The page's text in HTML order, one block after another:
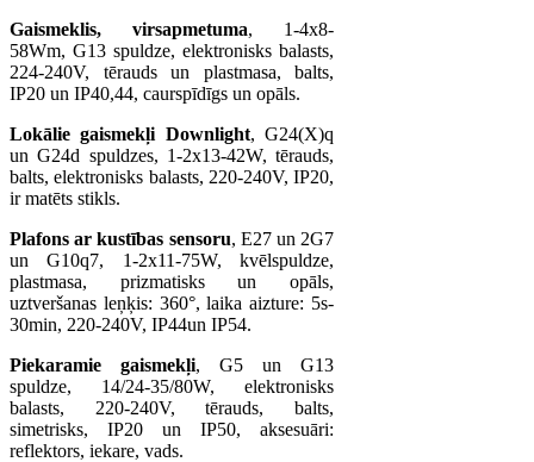
Gaismeklis, virsapmetuma, 1-4x8-
58Wm, G13 spuldze, elektronisks balasts,
224-240V, tērauds un plastmasa, balts,
IP20 un IP40,44, caurspīdīgs un opāls.
Lokālie gaismekļi Downlight, G24(X)q
un G24d spuldzes, 1-2x13-42W, tērauds,
balts, elektronisks balasts, 220-240V, IP20,
ir matēts stikls.
Plafons ar kustības sensoru, E27 un 2G7
un G10q7, 1-2x11-75W, kvēlspuldze,
plastmasa, prizmatisks un opāls,
uztveršanas leņķis: 360°, laika aizture: 5s-
30min, 220-240V, IP44un IP54.
Piekaramie gaismekļi, G5 un G13
spuldze, 14/24-35/80W, elektronisks
balasts, 220-240V, tērauds, balts,
simetrisks, IP20 un IP50, aksesuāri:
reflektors, iekare, vads.